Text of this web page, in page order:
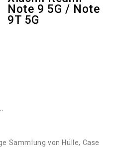
9T 5G Schwarz Donnerserie
Note 9 5G / Note
9T 5G
Sammlung von Hülle, Case